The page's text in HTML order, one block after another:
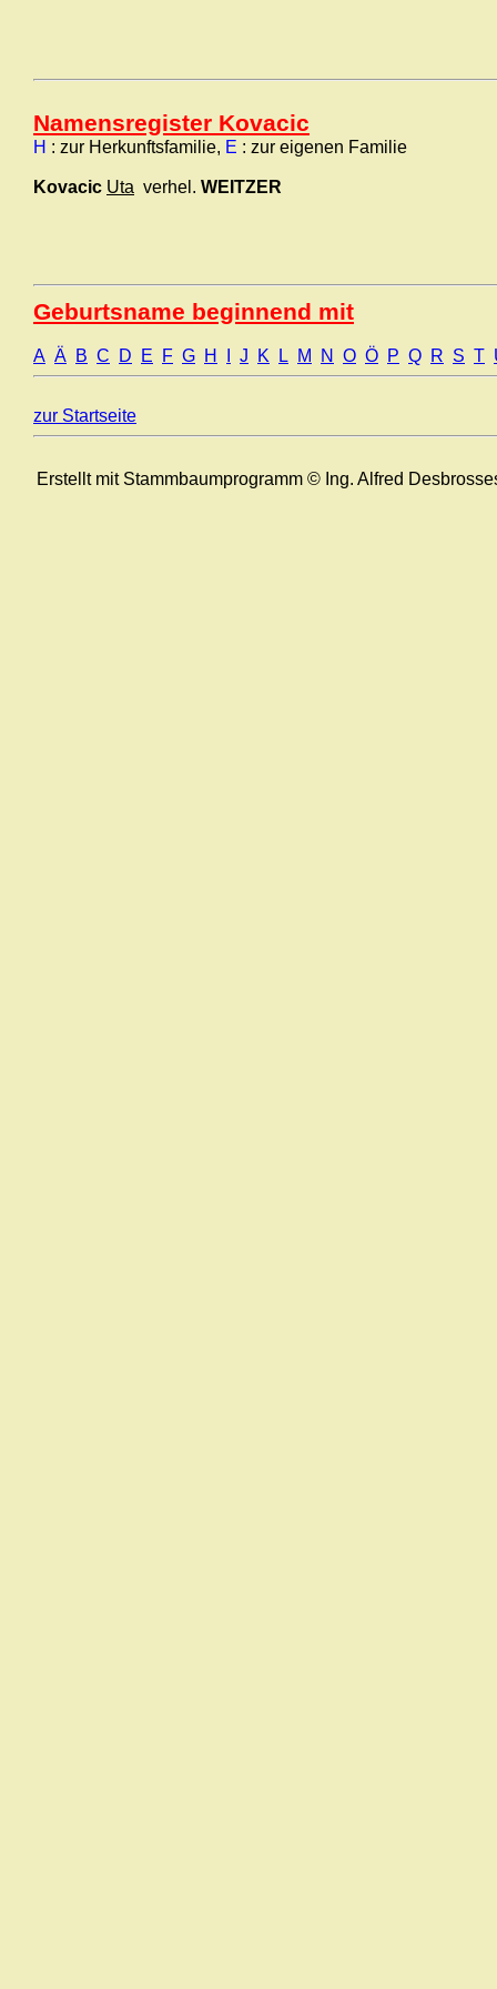
Namensregister Kovacic
H : zur Herkunftsfamilie, E : zur eigenen Familie
Kovacic Uta verhel. WEITZER
Geburtsname beginnend mit
A Ä B C D E F G H J K L M N O Ö P Q R S T
zur Startseite
Erstellt mit Stammbaumprogramm © Ing. Alfred